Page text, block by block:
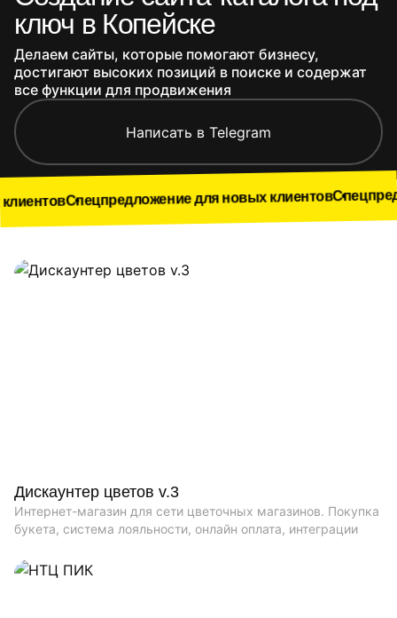
ключ в Копейске
Делаем сайты, которые помогают бизнесу,
достигают высоких позиций в поиске и содержат
все функции для продвижения
Написать в Telegram
для новых клиентовСпецпредложение
Наши работы
Дискаунтер цветов v.3
Интернет-магазин для сети цветочных магазинов. Покупка
букета, система лояльности, онлайн оплата, интеграции